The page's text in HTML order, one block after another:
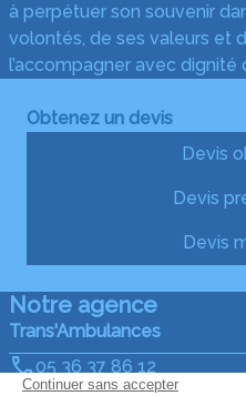
à perpétuer son souvenir
volontés, de ses valeurs et
l’accompagner avec dignité
Obtenez un devis
Devis
Devis
Devis
Notre agence
Trans'Ambulances
05 36 37 86 12